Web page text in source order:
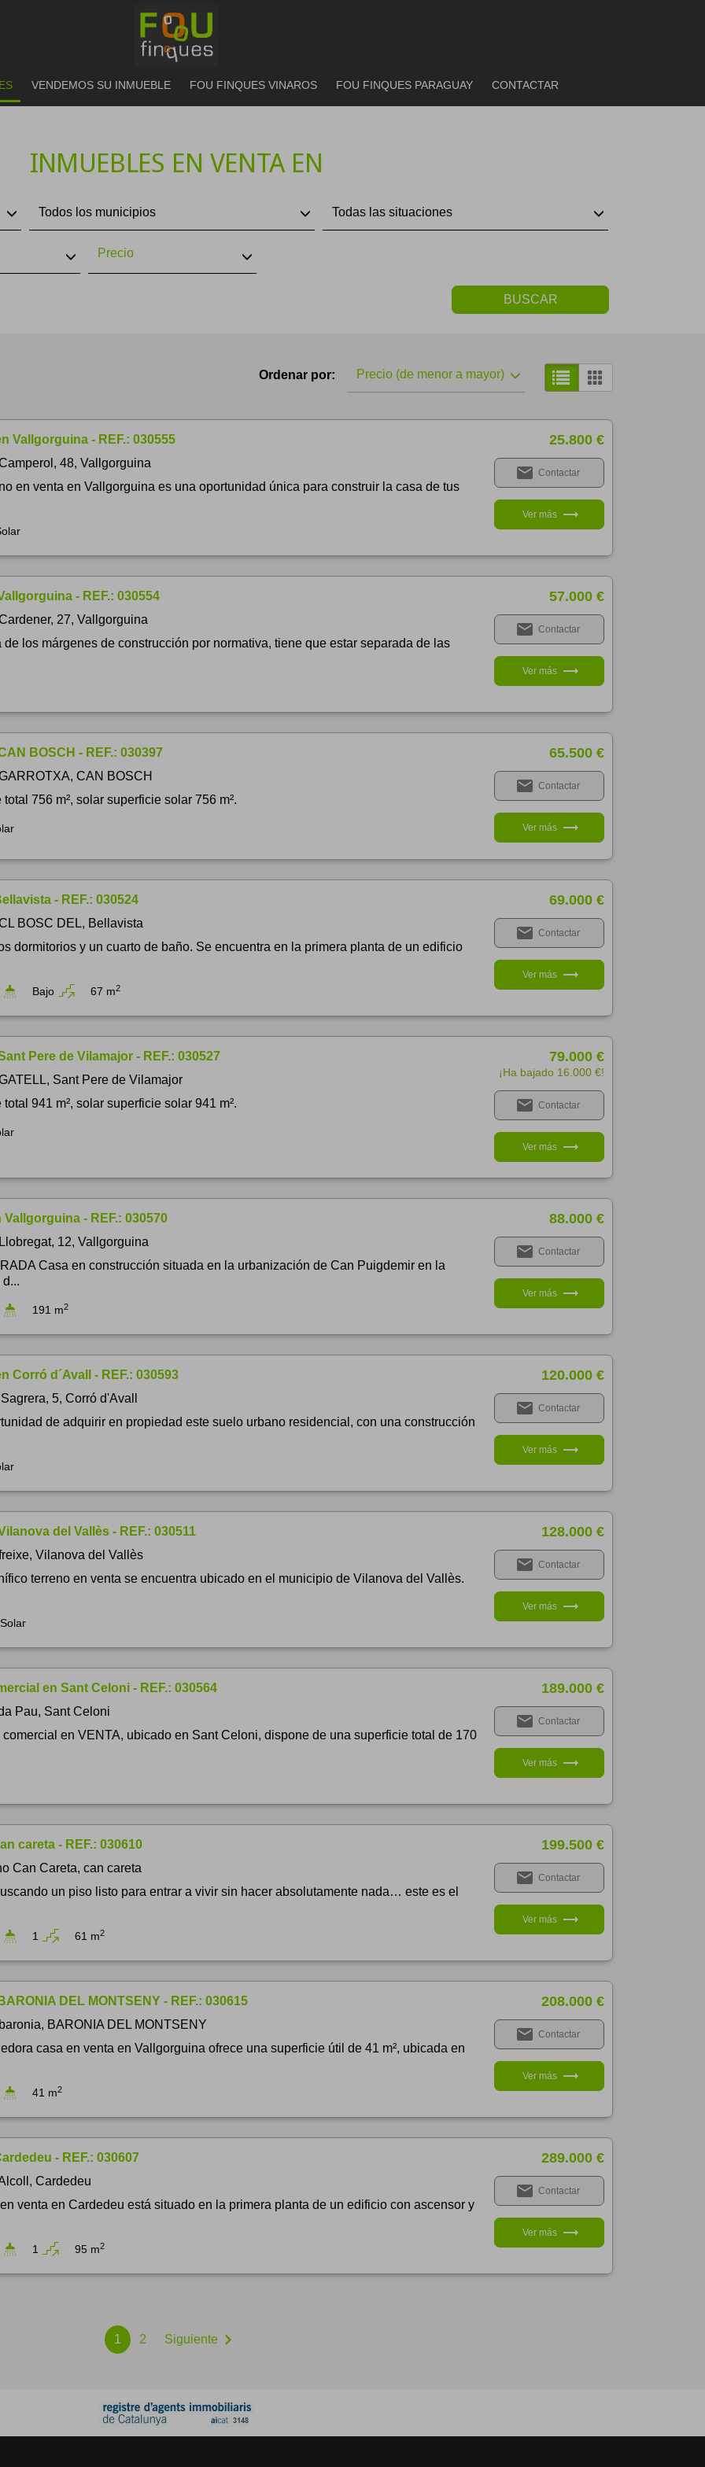
VENDEMOS SU INMUEBLE FOU FINQUES VINAROS FOU FINQUES PARAGUAY CONTACTAR
INMUEBLES EN VENTA EN
Todos los municipios Todas las situaciones
Precio
BUSCAR
Ordenar por: Precio (de menor a mayor)
Vallgorguina - REF.: 030555
48, Vallgorguina
en venta en Vallgorguina es una oportunidad única para construir la casa de tus
25.800 €
email Contactar
Ver más trending_flat
- REF.: 030554
27, Vallgorguina
de los márgenes de construcción por normativa, tiene que estar separada de las
57.000 €
email Contactar
Ver más trending_flat
BOSCH - REF.: 030397
CAN BOSCH
756 m², solar superficie solar 756 m².
65.500 €
email Contactar
Ver más trending_flat
- REF.: 030524
BOSC DEL, Bellavista
dormitorios y un cuarto de baño. Se encuentra en la primera planta de un edificio
Bajo 67 m2
69.000 €
email Contactar
Ver más trending_flat
Pere de Vilamajor - REF.: 030527
Sant Pere de Vilamajor
941 m², solar superficie solar 941 m².
79.000 €
¡Ha bajado 16.000 €!
email Contactar
Ver más trending_flat
Vallgorguina - REF.: 030570
12, Vallgorguina
Casa en construcción situada en la urbanización de Can Puigdemir en la
191 m2
88.000 €
email Contactar
Ver más trending_flat
Corró d´Avall - REF.: 030593
5, Corró d'Avall
de adquirir en propiedad este suelo urbano residencial, con una construcción
120.000 €
email Contactar
Ver más trending_flat
del Vallès - REF.: 030511
Vilanova del Vallès
terreno en venta se encuentra ubicado en el municipio de Vilanova del Vallès.
Solar
128.000 €
email Contactar
Ver más trending_flat
en Sant Celoni - REF.: 030564
Pau, Sant Celoni
comercial en VENTA, ubicado en Sant Celoni, dispone de una superficie total de 170
189.000 €
email Contactar
Ver más trending_flat
careta - REF.: 030610
Can Careta, can careta
un piso listo para entrar a vivir sin hacer absolutamente nada… este es el
1 61 m2
199.500 €
email Contactar
Ver más trending_flat
DEL MONTSENY - REF.: 030615
BARONIA DEL MONTSENY
casa en venta en Vallgorguina ofrece una superficie útil de 41 m², ubicada en
41 m2
208.000 €
email Contactar
Ver más trending_flat
- REF.: 030607
Cardedeu
venta en Cardedeu está situado en la primera planta de un edificio con ascensor y
1 95 m2
289.000 €
email Contactar
Ver más trending_flat
1 2 Siguiente chevron_right